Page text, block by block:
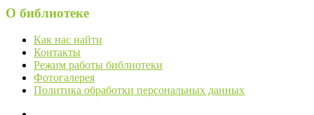
О библиотеке
Как нас найти
Контакты
Режим работы библиотеки
Фотогалерея
Политика обработки персональных данных